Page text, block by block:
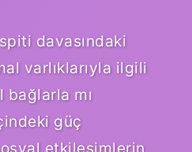
davasındaki
varlıklarıyla ilgili
bağlarla mı
güç